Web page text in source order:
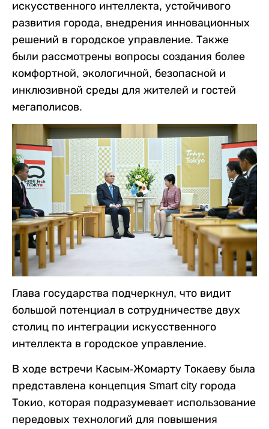
искусственного интеллекта, устойчивого
развития города, внедрения инновационных
решений в городское управление. Также
были рассмотрены вопросы создания более
комфортной, экологичной, безопасной и
инклюзивной среды для жителей и гостей
мегаполисов.
Глава государства подчеркнул, что видит
большой потенциал в сотрудничестве двух
столиц по интеграции искусственного
интеллекта в городское управление.
В ходе встречи Касым-Жомарту Токаеву была
представлена концепция Smart city города
Токио, которая подразумевает использование
передовых технологий для повышения